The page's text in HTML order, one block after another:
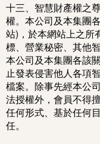
十三、智慧財產權之
權。本公司及本集團
站)，於本網站上之所
標、營業秘密、其他
本公司及本集團各該
止發表侵害他人各項
檔案。除事先經本公
法授權外，會員不得
任何形式、基於任何
任。